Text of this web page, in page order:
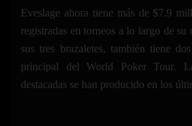
Eveslage ahora tiene más de $7.9
registradas en torneos a lo largo de su
sus tres brazaletes, también tiene
principal del World Poker Tour.
destacadas se han producido en los